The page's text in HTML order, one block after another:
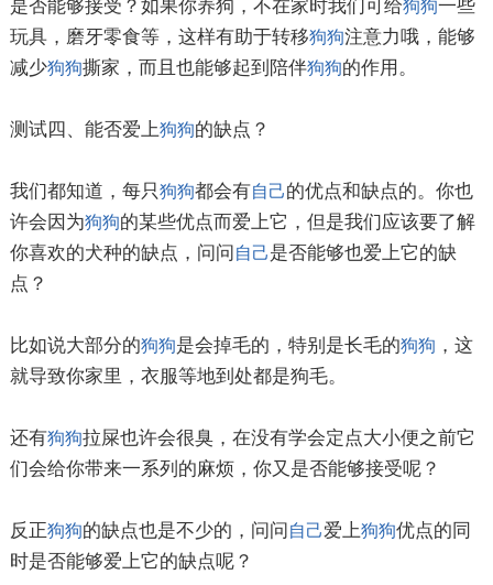
是否能够接受？如果你养狗，不在家时我们可给狗狗一些
玩具，磨牙零食等，这样有助于转移狗狗注意力哦，能够
减少狗狗撕家，而且也能够起到陪伴狗狗的作用。
测试四、能否爱上狗狗的缺点？
我们都知道，每只狗狗都会有自己的优点和缺点的。你也
许会因为狗狗的某些优点而爱上它，但是我们应该要了解
你喜欢的犬种的缺点，问问自己是否能够也爱上它的缺
点？
比如说大部分的狗狗是会掉毛的，特别是长毛的狗狗 ，这
就导致你家里，衣服等地到处都是狗毛。
还有狗狗拉屎也许会很臭，在没有学会定点大小便之前它
们会给你带来一系列的麻烦，你又是否能够接受呢？
反正狗狗的缺点也是不少的，问问自己爱上狗狗优点的同
时是否能够爱上它的缺点呢？